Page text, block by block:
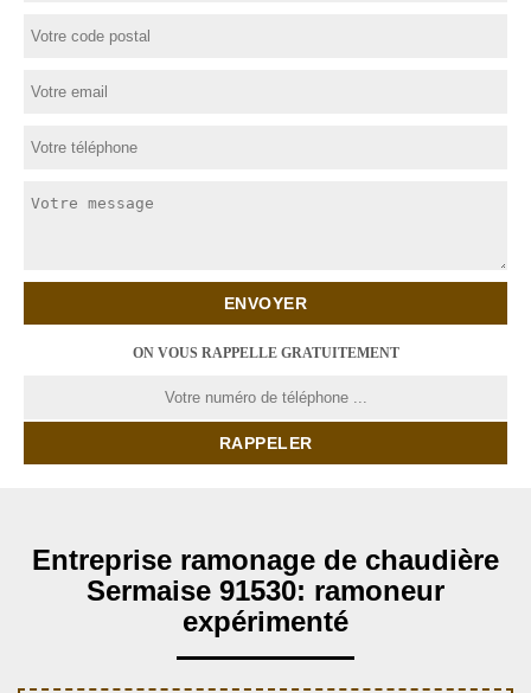
ON VOUS RAPPELLE GRATUITEMENT
Entreprise ramonage de chaudière
Sermaise 91530: ramoneur
expérimenté